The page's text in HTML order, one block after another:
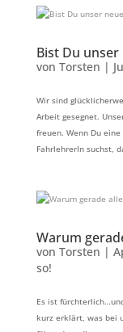
Bist Du
von Torsten |
Wir sind
Arbeit gesegnet.
freuen. Wenn Du
FahrlehrerIn suchst,
Warum
von Torsten |
so!
Es ist
kurz erklärt, was bei